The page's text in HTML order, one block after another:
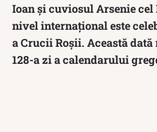
Ioan și cuviosul Arsenie cel
nivel internaţional este
a Crucii Roșii. Această
128-a zi a calendarului